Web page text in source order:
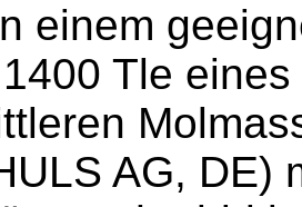
einem
Tle
AG, DE)